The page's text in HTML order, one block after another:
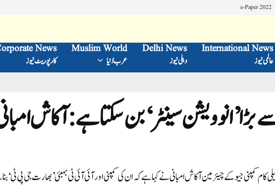
e-Paper 2022
International News
عالمی نیوز
Delhi News
دہلی نیوز
Muslim World
عرب دُنیا
News
کارپوریٹ نیوز
’انوویشن سینٹر‘ بن سکتا ہے: آکاش
کمپنی جیو کے چیئرمین آکاش امبانی نے کہا ہے کہ ان کی کمپنی اور آئی آئی ٹی بمبئی ’بھارت جی پی ٹی‘